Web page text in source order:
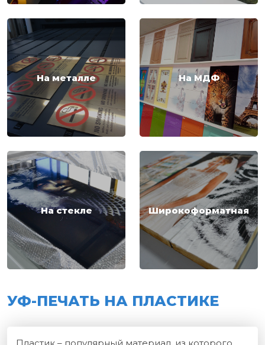
На металле На МДФ
На стекле Широкоформатная
УФ-ПЕЧАТЬ НА ПЛАСТИКЕ